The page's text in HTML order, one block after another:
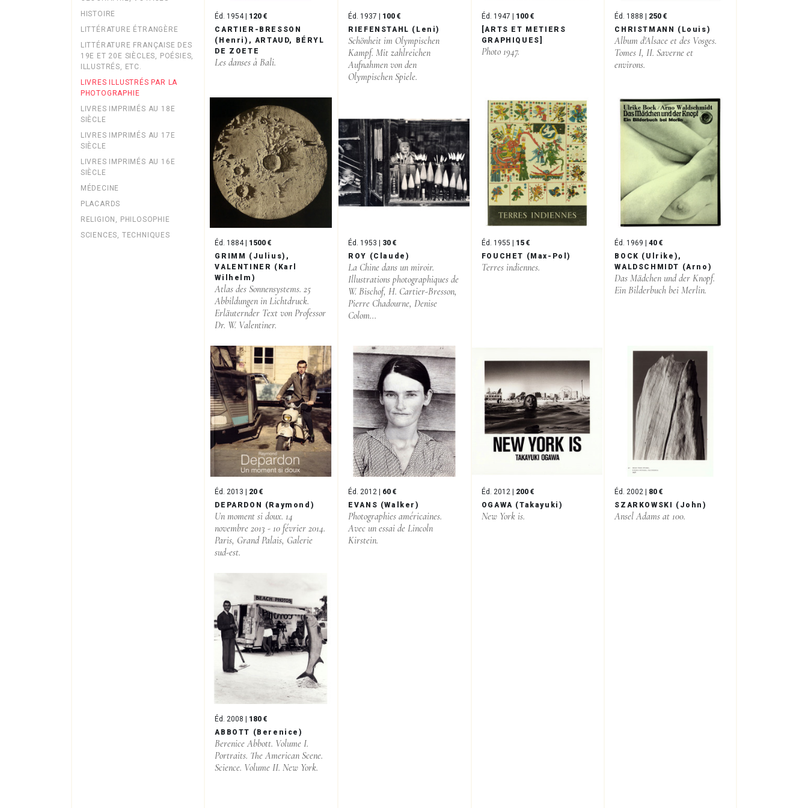
HISTOIRE
LITTÉRATURE ÉTRANGÈRE
LITTÉRATURE FRANÇAISE DES
19E ET 20E SIÈCLES, POÉSIES,
ILLUSTRÉS, ETC.
LIVRES ILLUSTRÉS PAR LA
PHOTOGRAPHIE
LIVRES IMPRIMÉS AU 18E
SIÈCLE
LIVRES IMPRIMÉS AU 17E
SIÈCLE
LIVRES IMPRIMÉS AU 16E
SIÈCLE
MÉDECINE
PLACARDS
RELIGION, PHILOSOPHIE
SCIENCES, TECHNIQUES
Éd. 1954 | 120 €
CARTIER-BRESSON
(Henri), ARTAUD, BÉRYL
DE ZOETE
Les danses à Bali.
Éd. 1937 | 100 €
RIEFENSTAHL (Leni)
Schönheit im Olympischen
Kampf. Mit zahlreichen
Aufnahmen von den
Olympischen Spiele.
Éd. 1947 | 100 €
[ARTS ET METIERS
GRAPHIQUES]
Photo 1947.
Éd. 1888 | 250 €
CHRISTMANN (Louis)
Album d'Alsace et des Vosges.
Tomes I, II. Saverne et
environs.
Éd. 1884 | 1500 €
GRIMM (Julius),
VALENTINER (Karl
Wilhelm)
Atlas des Sonnensystems. 25
Abbildungen in Lichtdruck.
Erläuternder Text von Professor
Dr. W. Valentiner.
Éd. 1953 | 30 €
ROY (Claude)
La Chine dans un miroir.
Illustrations photographiques de
W. Bischof, H. Cartier-Bresson,
Pierre Chadourne, Denise
Colom...
Éd. 1955 | 15 €
FOUCHET (Max-Pol)
Terres indiennes.
Éd. 1969 |40 €
BOCK (Ulrike),
WALDSCHMIDT (Arno)
Das Mädchen und der Knopf.
Ein Bilderbuch bei Merlin.
Éd. 2013 | 20 €
DEPARDON (Raymond)
Un moment si doux. 14
novembre 2013 - 10 février 2014.
Paris, Grand Palais, Galerie
sud-est.
Éd. 2012 | 60 €
EVANS (Walker)
Photographies américaines.
Avec un essai de Lincoln
Kirstein.
Éd. 2012 | 200 €
OGAWA (Takayuki)
New York is.
Éd. 2002 | 80 €
SZARKOWSKI (John)
Ansel Adams at 100.
Éd. 2008 | 180 €
ABBOTT (Berenice)
Berenice Abbott. Volume I.
Portraits. The American Scene.
Science. Volume II. New York.